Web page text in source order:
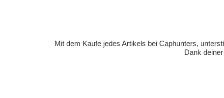
Mit dem Kaufe jedes Artikels bei Caphunters,
Dank